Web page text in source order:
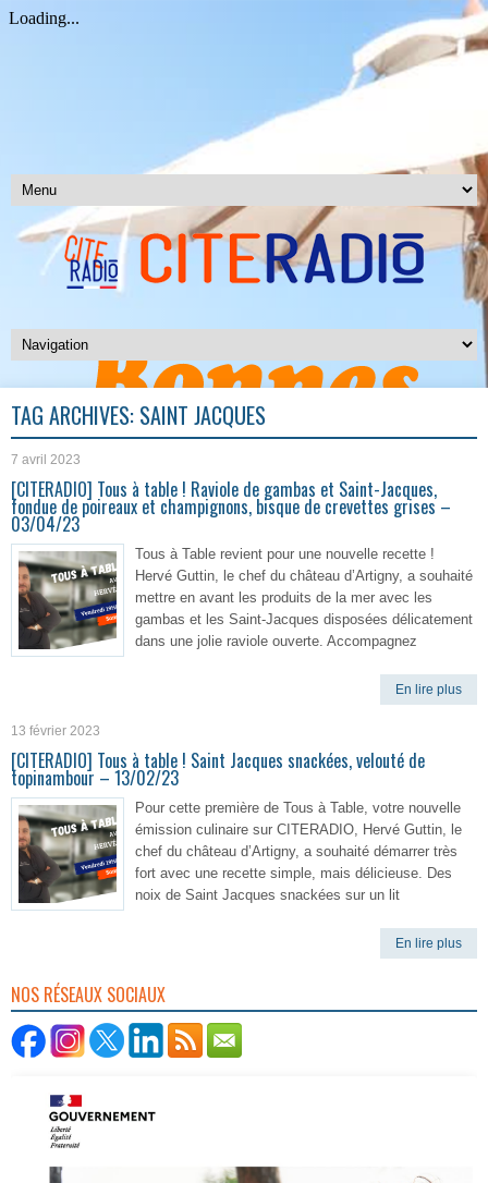
TAG ARCHIVES: SAINT JACQUES
7 avril 2023
[CITERADIO] Tous à table ! Raviole de gambas et Saint-Jacques,
fondue de poireaux et champignons, bisque de crevettes grises –
03/04/23
Tous à Table revient pour une nouvelle recette !
Hervé Guttin, le chef du château d’Artigny, a souhaité
mettre en avant les produits de la mer avec les
gambas et les Saint-Jacques disposées délicatement
dans une jolie raviole ouverte. Accompagnez
En lire plus
13 février 2023
[CITERADIO] Tous à table ! Saint Jacques snackées, velouté de
topinambour – 13/02/23
Pour cette première de Tous à Table, votre nouvelle
émission culinaire sur CITERADIO, Hervé Guttin, le
chef du château d’Artigny, a souhaité démarrer très
fort avec une recette simple, mais délicieuse. Des
noix de Saint Jacques snackées sur un lit
En lire plus
NOS RÉSEAUX SOCIAUX